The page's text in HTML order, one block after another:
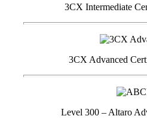
3CX Intermediate
3CX Advanced
Level 300 – Altaro